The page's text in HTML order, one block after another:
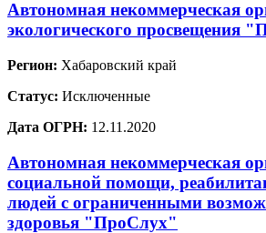
Автономная некоммерческая
экологического просвещения
Регион: Хабаровский край
Статус: Исключенные
Дата ОГРН: 12.11.2020
Автономная некоммерческая
социальной помощи,
людей с ограниченными
здоровья "ПроСлух"